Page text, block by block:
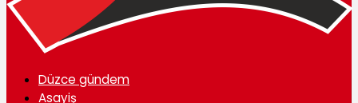
Düzce gündem
Asayiş